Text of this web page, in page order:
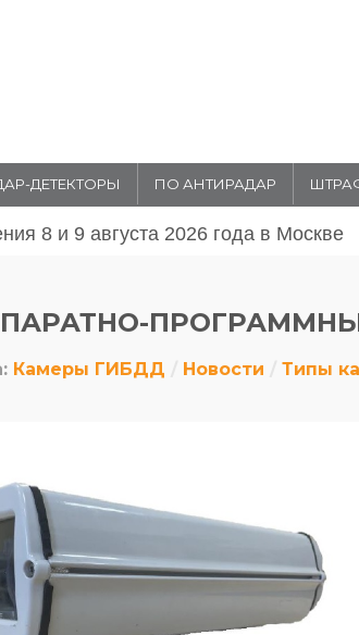
ДЕТЕКТОРЫ ПО АНТИРАДАР
31 июля и 1 августа 20026 года в
Камеры ГИБДД Новости
Типы